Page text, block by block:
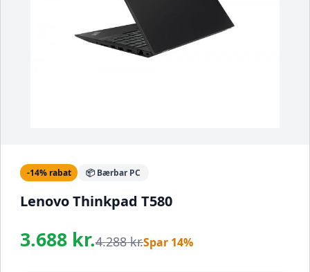
-14% rabat 📦 Bærbar PC
Lenovo Thinkpad T580
3.688 kr.4.288 kr.Spar 14%